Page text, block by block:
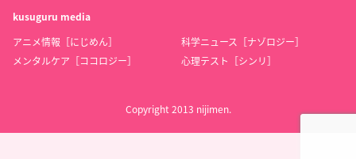
kusuguru media
アニメ情報［にじめん］
科学ニュース［ナゾロジー］
メンタルケア［ココロジー］
心理テスト［シンリ］
Copyright 2013 nijimen.